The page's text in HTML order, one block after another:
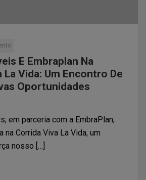
E Embraplan Na
La Vida: Um Encontro De
Oportunidades
em parceria com a EmbraPlan,
na Corrida Viva La Vida, um
nosso […]